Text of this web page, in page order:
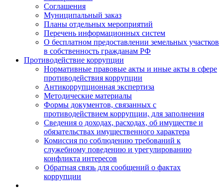
Соглашения
Муниципальный заказ
Планы отдельных мероприятий
Перечень информационных систем
О бесплатном предоставлении земельных участков
в собственность гражданам РФ
Противодействие коррупции
Нормативные правовые акты и иные акты в сфере
противодействия коррупции
Антикоррупционная экспертиза
Методические материалы
Формы документов, связанных с
противодействием коррупции, для заполнения
Сведения о доходах, расходах, об имуществе и
обязательствах имущественного характера
Комиссия по соблюдению требований к
служебному поведению и урегулированию
конфликта интересов
Обратная связь для сообщений о фактах
коррупции